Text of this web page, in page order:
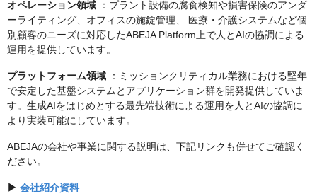
オペレーション領域 ：プラント設備の腐食検知や損害保険のアンダ
ーライティング、オフィスの施錠管理、 医療・介護システムなど個
別顧客のニーズに対応したABEJA Platform上で人とAIの協調による
運用を提供しています。
プラットフォーム領域 ：ミッションクリティカル業務における堅年
で安定した基盤システムとアプリケーション群を開発提供していま
す。生成AIをはじめとする最先端技術による運用を人とAIの協調に
より実装可能にしています。
ABEJAの会社や事業に関する説明は、下記リンクも併せてご確認く
ださい。
▶ 会社紹介資料